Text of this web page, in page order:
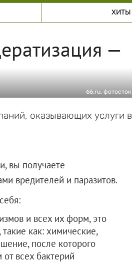
ХИТЫ
—
66.ru, фотосток
оказывающих услуги в
вы получаете
вредителей и паразитов.
и всех их форм, это
как: химические,
после которого
всех бактерий